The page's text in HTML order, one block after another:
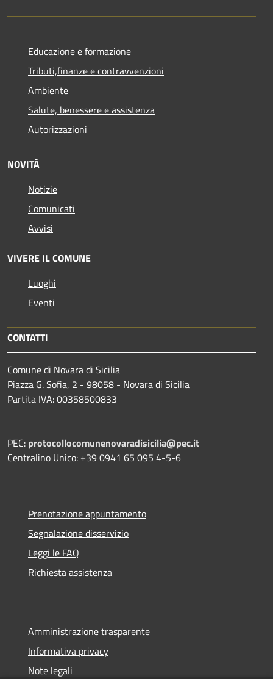
Educazione e formazione
Tributi,finanze e contravvenzioni
Ambiente
Salute, benessere e assistenza
Autorizzazioni
NOVITÀ
Notizie
Comunicati
Avvisi
VIVERE IL COMUNE
Luoghi
Eventi
CONTATTI
Comune di Novara di Sicilia
Piazza G. Sofia, 2 - 98058 - Novara di Sicilia
Partita IVA: 00358500833
PEC: protocollocomunenovaradisicilia@pec.it
Centralino Unico: +39 0941 65 095 4-5-6
Prenotazione appuntamento
Segnalazione disservizio
Leggi le FAQ
Richiesta assistenza
Amministrazione trasparente
Informativa privacy
Note legali